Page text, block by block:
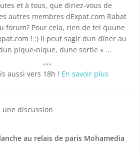
et à tous, que diriez-vous de
autres membres dExpat.com Rabat
forum? Pour cela, rien de tel quune
! :) Il peut sagir dun dîner au
pique-nique, dune sortie « ...
aussi vers 18h ! En savoir plus
une discussion
au relais de paris Mohamedia